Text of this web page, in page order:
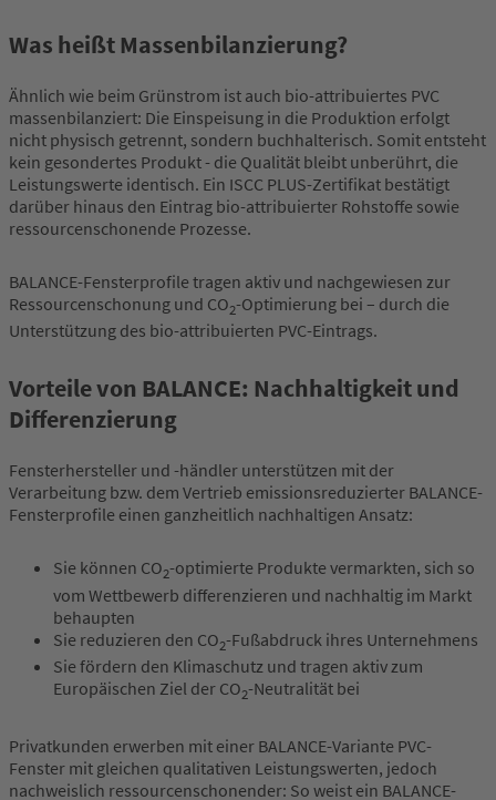
Was heißt Massenbilanzierung?
Ähnlich wie beim Grünstrom ist auch bio-attribuiertes PVC
massenbilanziert: Die Einspeisung in die Produktion erfolgt
nicht physisch getrennt, sondern buchhalterisch. Somit entsteht
kein gesondertes Produkt - die Qualität bleibt unberührt, die
Leistungswerte identisch. Ein ISCC PLUS-Zertifikat bestätigt
darüber hinaus den Eintrag bio-attribuierter Rohstoffe sowie
ressourcenschonende Prozesse.
BALANCE-Fensterprofile tragen aktiv und nachgewiesen zur
Ressourcenschonung und CO2-Optimierung bei – durch die
Unterstützung des bio-attribuierten PVC-Eintrags.
Vorteile von BALANCE: Nachhaltigkeit und
Differenzierung
Fensterhersteller und -händler unterstützen mit der
Verarbeitung bzw. dem Vertrieb emissionsreduzierter BALANCE-
Fensterprofile einen ganzheitlich nachhaltigen Ansatz:
Sie können CO2-optimierte Produkte vermarkten, sich so
vom Wettbewerb differenzieren und nachhaltig im Markt
behaupten
Sie reduzieren den CO2-Fußabdruck ihres Unternehmens
Sie fördern den Klimaschutz und tragen aktiv zum
Europäischen Ziel der CO2-Neutralität bei
Privatkunden erwerben mit einer BALANCE-Variante PVC-
Fenster mit gleichen qualitativen Leistungswerten, jedoch
nachweislich ressourcenschonender: So weist ein BALANCE-